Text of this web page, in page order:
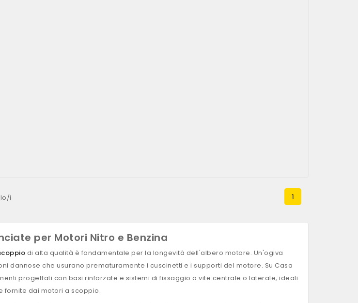
i 1
per Motori Nitro e Benzina
di alta qualità è fondamentale per la longevità dell'albero motore. Un'ogiva
dannose che usurano prematuramente i cuscinetti e i supporti del motore. Su Casa
progettati con basi rinforzate e sistemi di fissaggio a vite centrale o laterale, ideali
fornite dai motori a scoppio.